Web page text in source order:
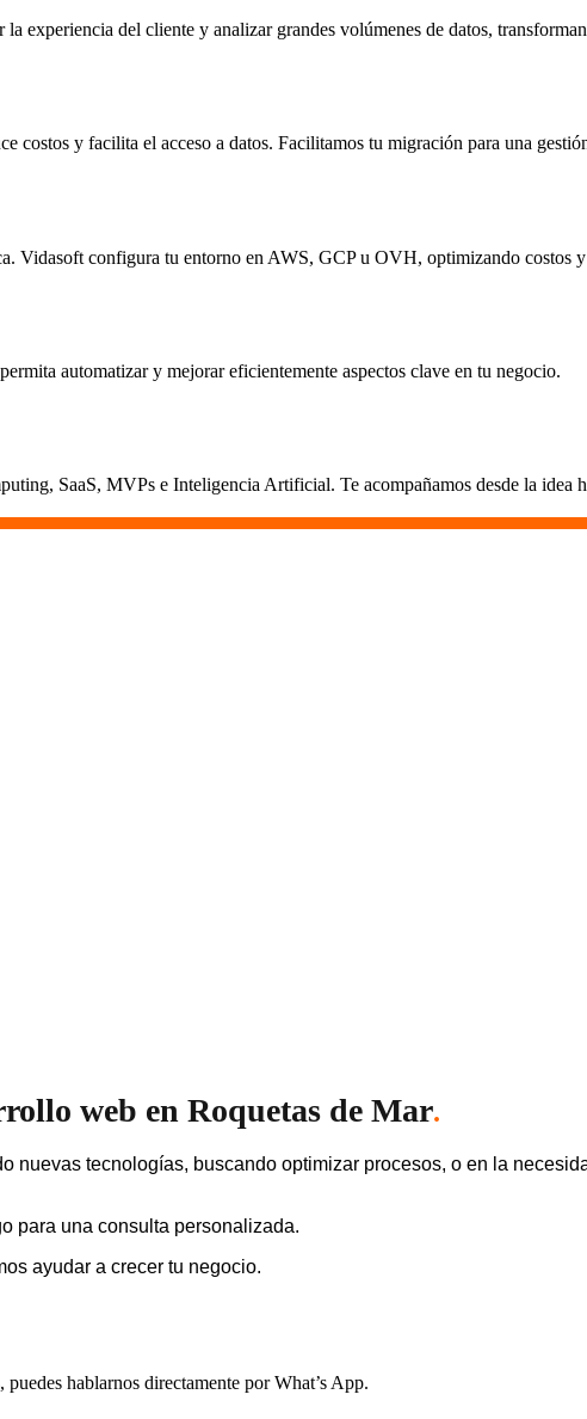
experiencia del cliente y analizar grandes volúmenes de datos,
costos y facilita el acceso a datos. Facilitamos tu migración para una
Vidasoft configura tu entorno en AWS, GCP u OVH, optimizando costos
automatizar y mejorar eficientemente aspectos clave en tu negocio.
SaaS, MVPs e Inteligencia Artificial. Te acompañamos desde la idea
web en Roquetas de Mar.
nuevas tecnologías, buscando optimizar procesos, o en la
para una consulta personalizada.
ayudar a crecer tu negocio.
puedes hablarnos directamente por What’s App.